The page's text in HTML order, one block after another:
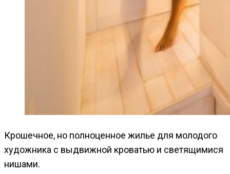
Крошечное, но полноценное жилье для молодого
художника с выдвижной кроватью и светящимися
нишами.